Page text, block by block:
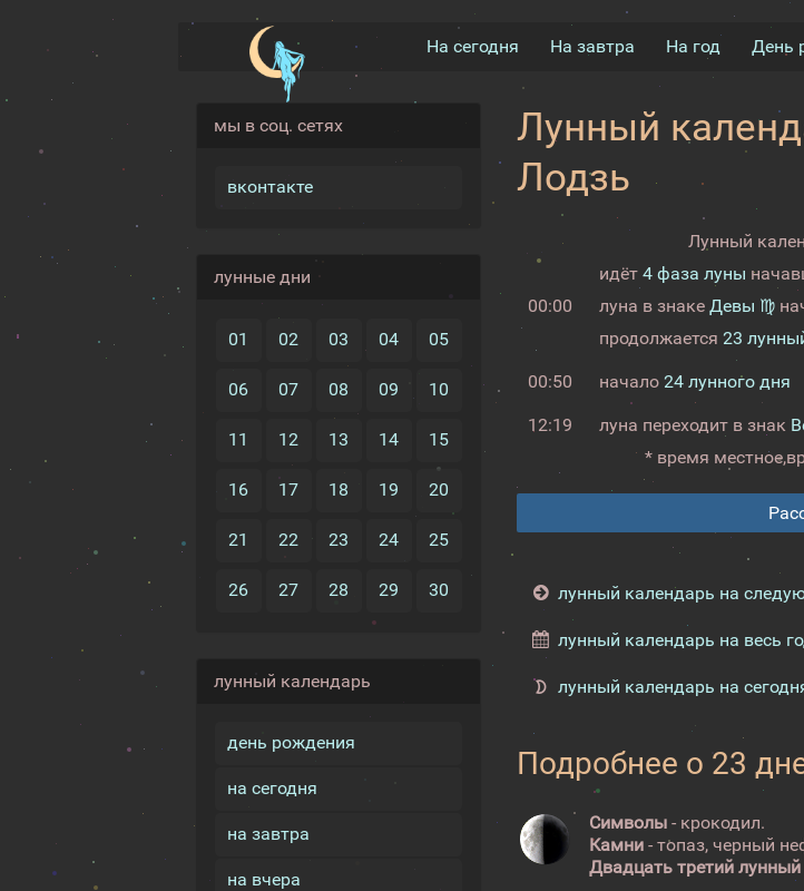
На сегодня На завтра На год День
мы в соц. сетях
вконтакте
лунные дни
01 02 03 04 05
06 07 08 09 10
11 12 13 14 15
16 17 18 19 20
21 22 23 24 25
26 27 28 29 30
лунный календарь
день рождения
на сегодня
на завтра
на вчера
Лунный
Лодзь
Лунный
00:00
идёт 4 фаза луны
луна в знаке Девы ♍
продолжается 23
00:50 начало 24 лунного дня
12:19 луна переходит в знак
* время местное,
лунный календарь на
лунный календарь на весь
лунный календарь на
Подробнее о 23
Символы - крокодил.
Камни - топаз, черный
Двадцать третий